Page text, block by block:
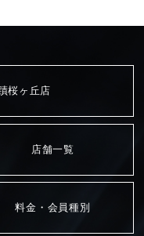
桜ヶ丘店
店舗一覧
料金・会員種別